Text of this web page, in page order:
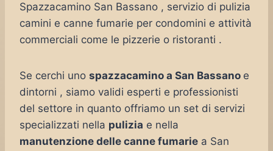
Spazzacamino San Bassano , servizio di pulizia
camini e canne fumarie per condomini e attività
commerciali come le pizzerie o ristoranti .
Se cerchi uno spazzacamino a San Bassano e
dintorni , siamo validi esperti e professionisti
del settore in quanto offriamo un set di servizi
specializzati nella pulizia e nella
manutenzione delle canne fumarie a San